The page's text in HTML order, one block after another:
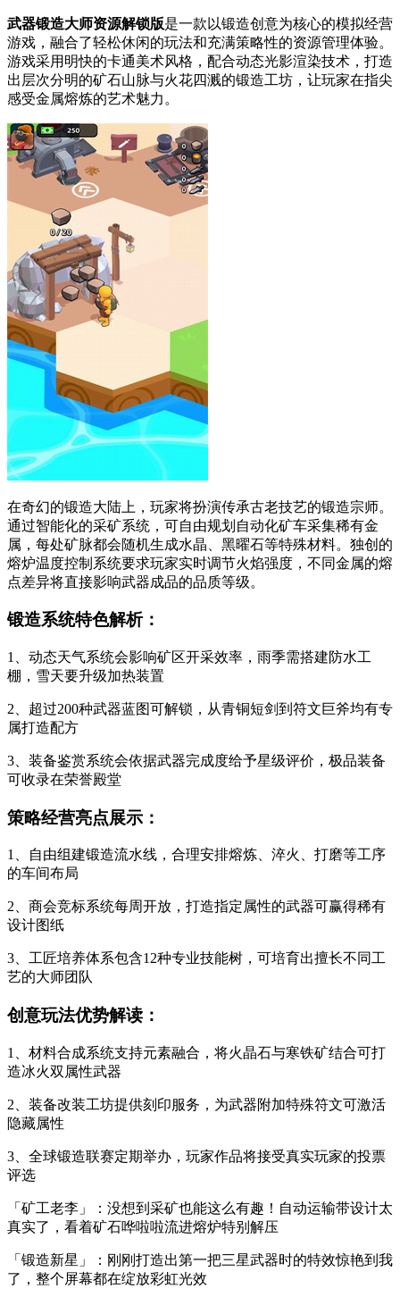
武器锻造大师资源解锁版是一款以锻造创意为核心的模拟经营
游戏，融合了轻松休闲的玩法和充满策略性的资源管理体验。
游戏采用明快的卡通美术风格，配合动态光影渲染技术，打造
出层次分明的矿石山脉与火花四溅的锻造工坊，让玩家在指尖
感受金属熔炼的艺术魅力。
在奇幻的锻造大陆上，玩家将扮演传承古老技艺的锻造宗师。
通过智能化的采矿系统，可自由规划自动化矿车采集稀有金
属，每处矿脉都会随机生成水晶、黑曜石等特殊材料。独创的
熔炉温度控制系统要求玩家实时调节火焰强度，不同金属的熔
点差异将直接影响武器成品的品质等级。
锻造系统特色解析：
1、动态天气系统会影响矿区开采效率，雨季需搭建防水工
棚，雪天要升级加热装置
2、超过200种武器蓝图可解锁，从青铜短剑到符文巨斧均有专
属打造配方
3、装备鉴赏系统会依据武器完成度给予星级评价，极品装备
可收录在荣誉殿堂
策略经营亮点展示：
1、自由组建锻造流水线，合理安排熔炼、淬火、打磨等工序
的车间布局
2、商会竞标系统每周开放，打造指定属性的武器可赢得稀有
设计图纸
3、工匠培养体系包含12种专业技能树，可培育出擅长不同工
艺的大师团队
创意玩法优势解读：
1、材料合成系统支持元素融合，将火晶石与寒铁矿结合可打
造冰火双属性武器
2、装备改装工坊提供刻印服务，为武器附加特殊符文可激活
隐藏属性
3、全球锻造联赛定期举办，玩家作品将接受真实玩家的投票
评选
「矿工老李」：没想到采矿也能这么有趣！自动运输带设计太
真实了，看着矿石哗啦啦流进熔炉特别解压
「锻造新星」：刚刚打造出第一把三星武器时的特效惊艳到我
了，整个屏幕都在绽放彩虹光效